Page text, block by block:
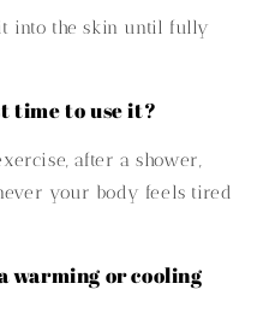
into the skin until fully
time to use it?
after a shower,
your body feels tired
warming or cooling